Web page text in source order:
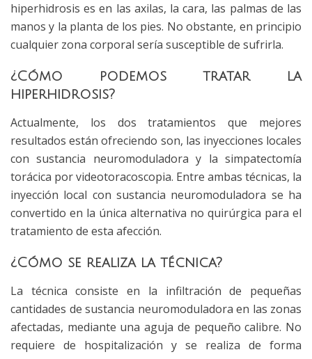
hiperhidrosis es en las axilas, la cara, las palmas de las
manos y la planta de los pies. No obstante, en principio
cualquier zona corporal sería susceptible de sufrirla.
¿Cómo podemos tratar la
hiperhidrosis?
Actualmente, los dos tratamientos que mejores
resultados están ofreciendo son, las inyecciones locales
con sustancia neuromoduladora y la simpatectomía
torácica por videotoracoscopia. Entre ambas técnicas, la
inyección local con sustancia neuromoduladora se ha
convertido en la única alternativa no quirúrgica para el
tratamiento de esta afección.
¿Cómo se realiza la técnica?
La técnica consiste en la infiltración de pequeñas
cantidades de sustancia neuromoduladora en las zonas
afectadas, mediante una aguja de pequeño calibre. No
requiere de hospitalización y se realiza de forma